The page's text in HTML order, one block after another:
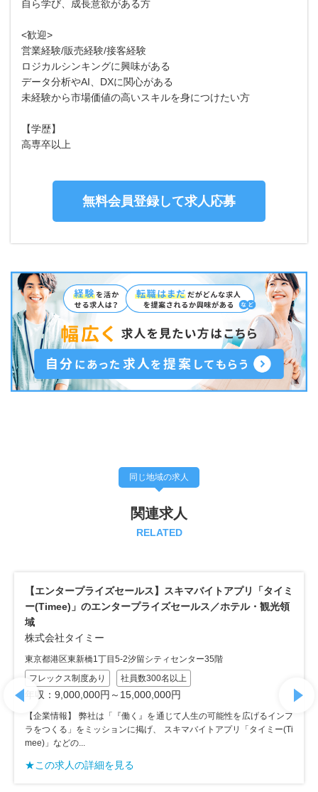
自ら学び、成長意欲がある方
<歓迎>
営業経験/販売経験/接客経験
ロジカルシンキングに興味がある
データ分析やAI、DXに関心がある
未経験から市場価値の高いスキルを身につけたい方
【学歴】
高専卒以上
無料会員登録して求人応募
同じ地域の求人
関連求人
RELATED
【エンタープライズセールス】スキマバイトアプリ「タイミ
ー(Timee)」のエンタープライズセールス／ホテル・観光領
域
株式会社タイミー
東京都港区東新橋1丁目5-2汐留シティセンター35階
フレックス制度あり
社員数300名以上
年収：9,000,000円～15,000,000円
【企業情報】 弊社は「『働く』を通じて人生の可能性を広げるインフ
ラをつくる」をミッションに掲げ、 スキマバイトアプリ「タイミー(Ti
mee)」などの...
★この求人の詳細を見る